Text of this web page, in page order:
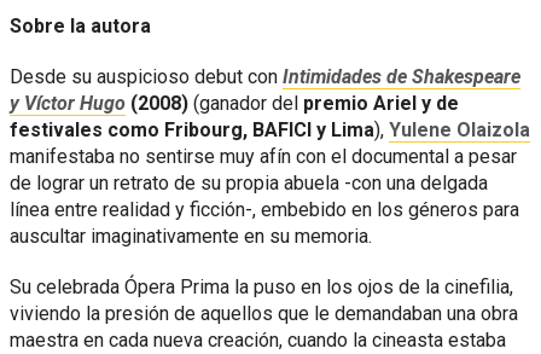
Sobre la autora
Desde su auspicioso debut con Intimidades de Shakespeare
y Víctor Hugo (2008) (ganador del premio Ariel y de
festivales como Fribourg, BAFICI y Lima), Yulene Olaizola
manifestaba no sentirse muy afín con el documental a pesar
de lograr un retrato de su propia abuela -con una delgada
línea entre realidad y ficción-, embebido en los géneros para
auscultar imaginativamente en su memoria.
Su celebrada Ópera Prima la puso en los ojos de la cinefilia,
viviendo la presión de aquellos que le demandaban una obra
maestra en cada nueva creación, cuando la cineasta estaba